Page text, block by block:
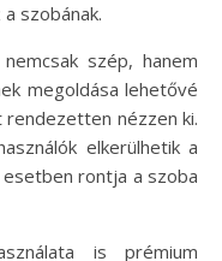
szobának.
szép, hanem
megoldása lehetővé
nézzen ki.
elkerülhetik a
rontja a szoba
is prémium